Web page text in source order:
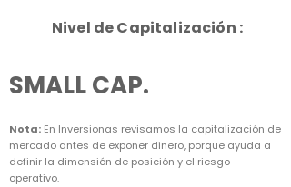
Nivel de Capitalización :
SMALL CAP.
Nota: En Inversionas revisamos la capitalización de
mercado antes de exponer dinero, porque ayuda a
definir la dimensión de posición y el riesgo
operativo.